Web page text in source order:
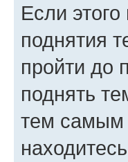
Если
поднятия
пройти до
поднять
тем самым